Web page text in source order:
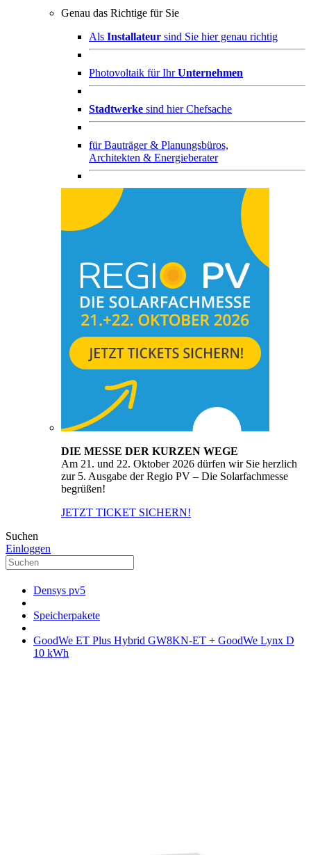
Genau das Richtige für Sie
Als Installateur sind Sie hier genau richtig
Photovoltaik für IhrUnternehmen
Stadtwerke sind hier Chefsache
fürBauträger & Planungsbüros,
Architekten & Energieberater
DIE MESSE DER KURZEN WEGE
Am 21. und 22. Oktober 2026 dürfen wir Sie herzlich
zur 5. Ausgabe der Regio PV – Die Solarfachmesse
begrüßen!
JETZT TICKET SICHERN!
Suchen
Einloggen
Densys pv5
Speicherpakete
GoodWe ET Plus Hybrid GW8KN-ET + GoodWe Lynx D
10 kWh